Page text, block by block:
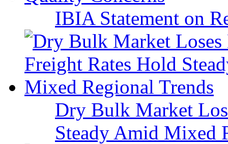
IBIA Statement on
Dry Bulk Market
Steady Amid Mixed